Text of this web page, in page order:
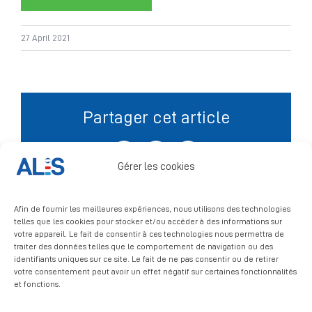
Gérer les cookies
Afin de fournir les meilleures expériences, nous utilisons des technologies
telles que les cookies pour stocker et/ou accéder à des informations sur
votre appareil. Le fait de consentir à ces technologies nous permettra de
traiter des données telles que le comportement de navigation ou des
identifiants uniques sur ce site. Le fait de ne pas consentir ou de retirer
votre consentement peut avoir un effet négatif sur certaines fonctionnalités
et fonctions.
Signalement
27 April 2021
Partager cet article